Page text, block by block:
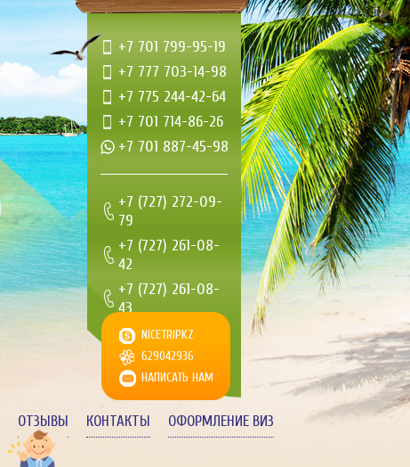
+7 701 799-95-19
+7 777 703-14-98
+7 775 244-42-64
+7 701 714-86-26
+7 701 887-45-98
+7 (727) 272-09-
79
+7 (727) 261-08-
42
+7 (727) 261-08-
43
+7 (727) 261-08-
44
NICETRIPKZ
629042936
НАПИСАТЬ НАМ
ОТЗЫВЫ КОНТАКТЫ ОФОРМЛЕНИЕ ВИЗ